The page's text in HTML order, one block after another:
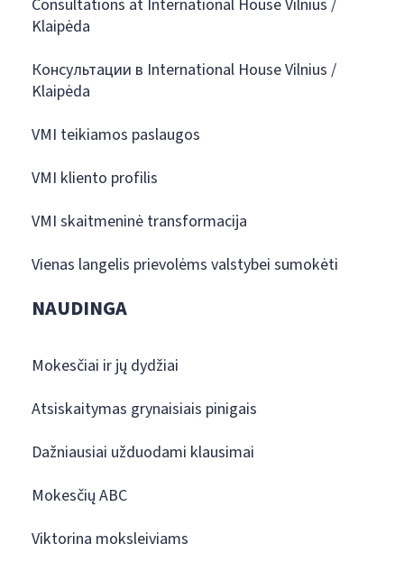
Consultations at International House Vilnius /
Klaipėda
Консультации в International House Vilnius /
Klaipėda
VMI teikiamos paslaugos
VMI kliento profilis
VMI skaitmeninė transformacija
Vienas langelis prievolėms valstybei sumokėti
NAUDINGA
Mokesčiai ir jų dydžiai
Atsiskaitymas grynaisiais pinigais
Dažniausiai užduodami klausimai
Mokesčių ABC
Viktorina moksleiviams